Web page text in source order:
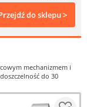
do sklepu >
mechanizmem i
do 30